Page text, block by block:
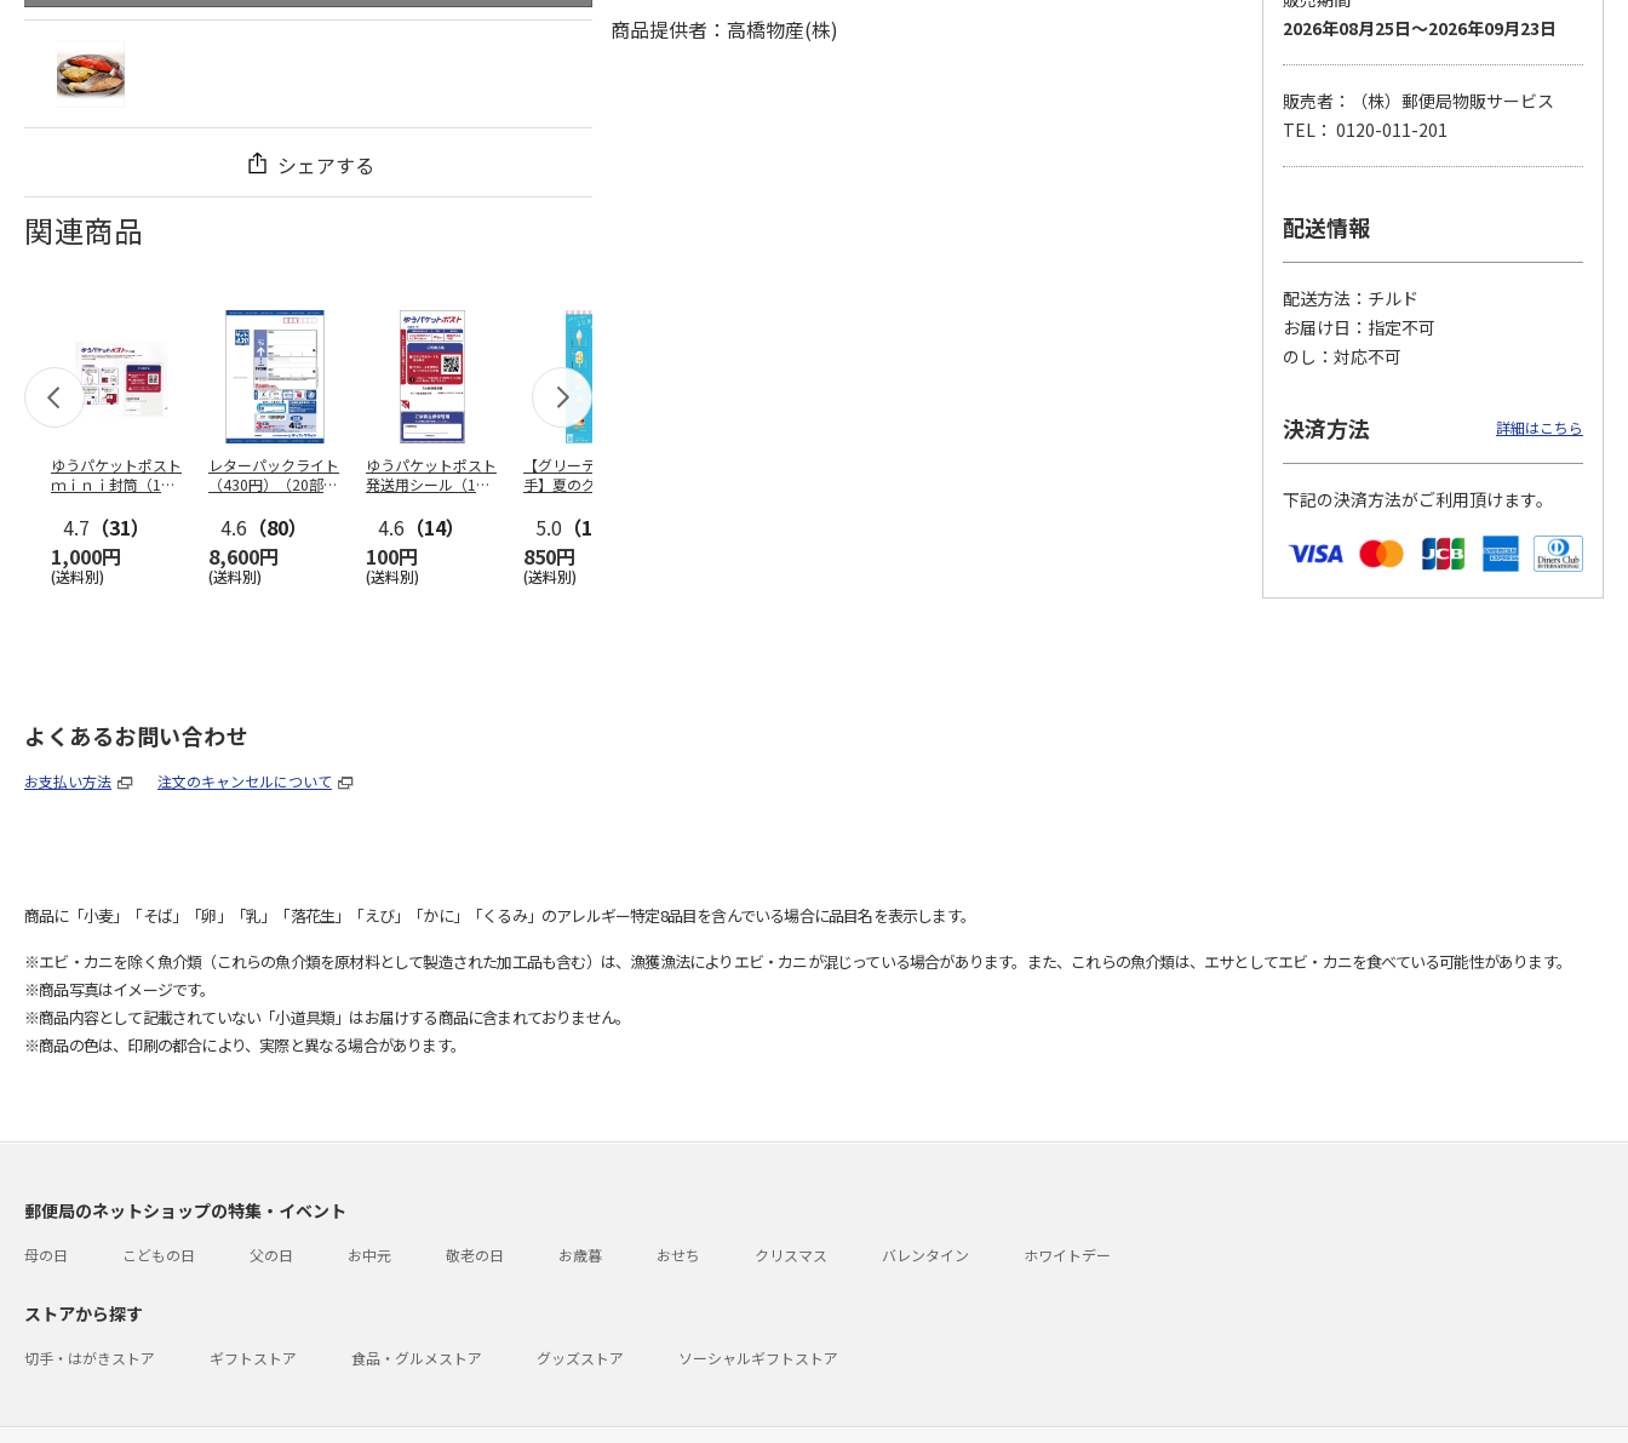
シェアする
関連商品
ゆうパケットポスト
ｍｉｎｉ封筒（1個
4.7 （31）
1,000円
(送料別)
レターパックライト
（430円）（20部セ
4.6 （80）
8,600円
(送料別)
ゆうパケットポスト
発送用シール（1個
4.6 （14）
100円
(送料別)
【グリーティング切
手】夏のグリーティ
5.0 （10）
850円
(送料別)
【グリーティング切
【グリーティング切
（シンプル）（110
5,500円
【のり式】110円普
ート100枚）
11,000円
(送料別)
商品提供者：高橋物産(株)
2026年08月25日～2026年09月23日
販売者：（株）郵便局物販サービス
TEL： 0120-011-201
配送情報
配送方法
チルド
お届け日
指定不可
のし
対応不可
決済方法 詳細はこちら
下記の決済方法がご利用頂けます。
よくあるお問い合わせ
お支払い方法 注文のキャンセルについて
商品に「小麦」「そば」「卵」「乳」「落花生」「えび」「かに」「くるみ」のアレルギー特定8品目を含んでいる場合に品目名を表示します。
※エビ・カニを除く魚介類（これらの魚介類を原材料として製造された加工品も含む）は、漁獲漁法によりエビ・カニが混じっている場合があります。また、これらの魚介類は、エサとしてエビ・カニを食べている可能性があります。
※商品写真はイメージです。
※商品内容として記載されていない「小道具類」はお届けする商品に含まれておりません。
※商品の色は、印刷の都合により、実際と異なる場合があります。
郵便局のネットショップの特集・イベント
母の日 こどもの日 父の日 お中元 敬老の日 お歳暮 おせち クリスマス バレンタイン ホワイトデー
ストアから探す
切手・はがきストア ギフトストア 食品・グルメストア グッズストア ソーシャルギフトストア